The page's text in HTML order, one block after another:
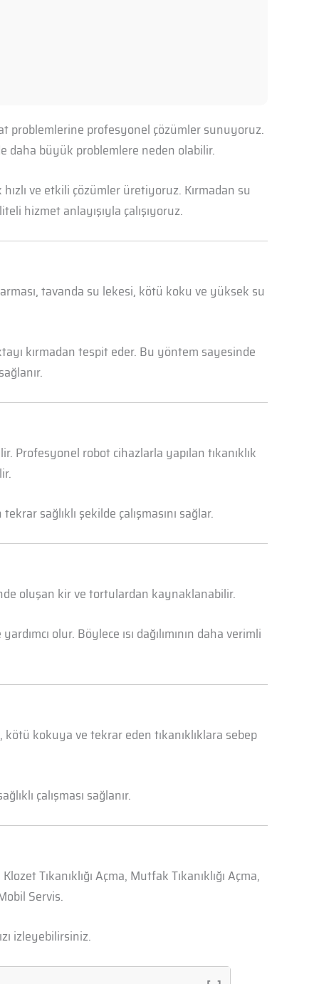
problemlerine profesyonel çözümler sunuyoruz.
daha büyük problemlere neden olabilir.
ve etkili çözümler üretiyoruz. Kırmadan su
hizmet anlayışıyla çalışıyoruz.
tavanda su lekesi, kötü koku ve yüksek su
kırmadan tespit eder. Bu yöntem sayesinde
Profesyonel robot cihazlarla yapılan tıkanıklık
sağlıklı şekilde çalışmasını sağlar.
oluşan kir ve tortulardan kaynaklanabilir.
olur. Böylece ısı dağılımının daha verimli
kokuya ve tekrar eden tıkanıklıklara sebep
çalışması sağlanır.
Tıkanıklığı Açma, Mutfak Tıkanıklığı Açma,
Servis.
izleyebilirsiniz.